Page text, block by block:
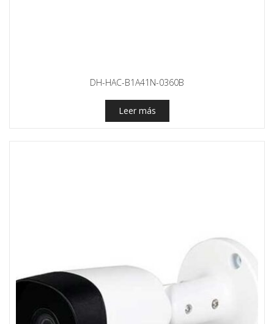
DH-HAC-B1A41N-0360B
Leer más